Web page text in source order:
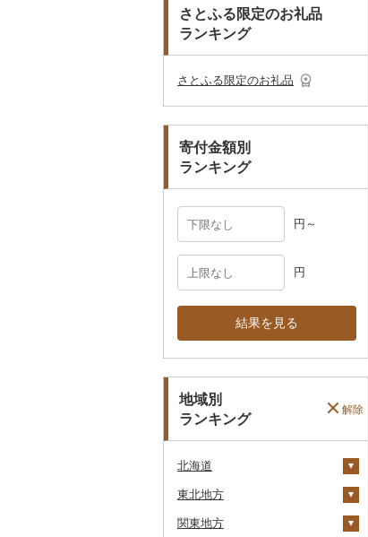
その他調味料
GDOふるさとゴルフ
プレークーポン
その他のゴルフプレー
花火大会チケット
カタログギフト
皿・椀
その他食器
まな板
土鍋
ティッシュ
その他日用品
おもちゃ・ぬいぐるみ
ご当地キャラクター
ペット用品
その他雑貨
その他靴・履物
ピアス・イヤリング
その他アクセサリー
ショール・ストール
マフラー・手袋
美濃焼
村上木彫堆朱
播州そろばん
美濃和紙
その他花
さとふる限定のお礼品
ランキング
さとふる限定のお礼品
寄付金額別
ランキング
円～
円
結果を見る
地域別
ランキング
解除
北海道
安平町
八雲町
東北地方
青森県
関東地方